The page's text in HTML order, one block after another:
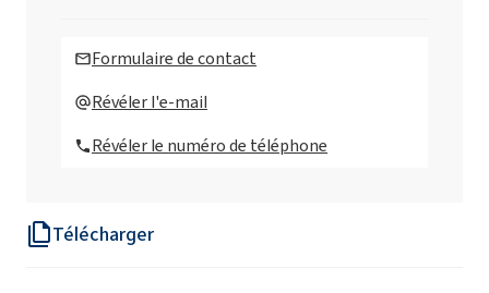
Télécharger
ROKAmer(Polypropylène glycol)
Formulaire de contact
Révéler l'e-mail
Révéler le numéro de téléphone